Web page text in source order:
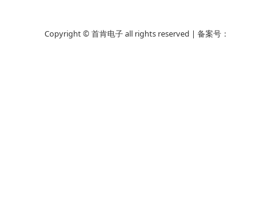
Copyright © 首肯电子 all rights reserved | 备案号：